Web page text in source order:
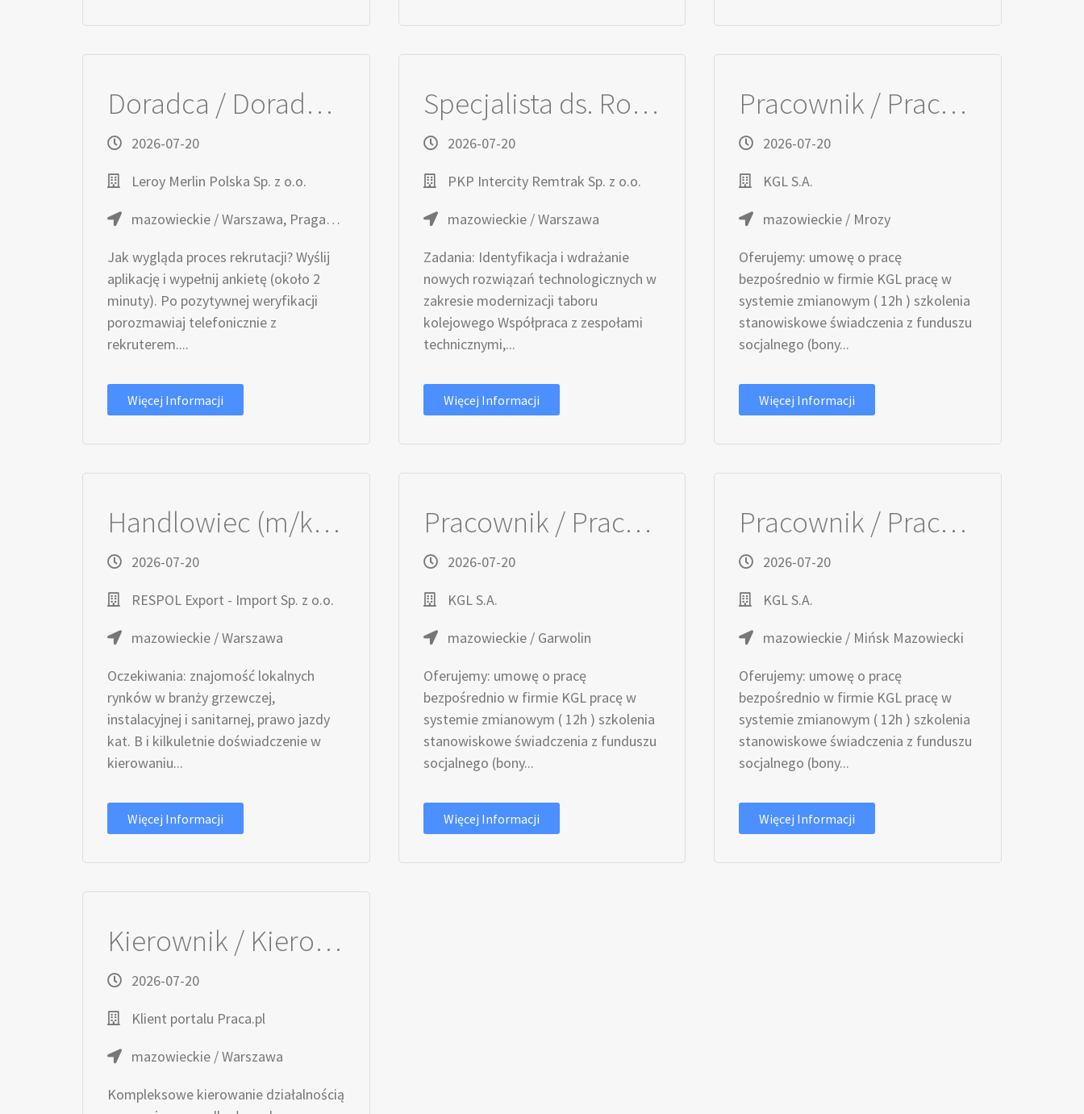
Doradca / Doradczyni klienta
2026-07-20
Leroy Merlin Polska Sp. z o.o.
mazowieckie / Warszawa, Praga-Południe, ul. Ostrobramska
Jak wygląda proces rekrutacji? Wyślij
aplikację i wypełnij ankietę (około 2
minuty). Po pozytywnej weryfikacji
porozmawiaj telefonicznie z
rekruterem....
Więcej Informacji
Specjalista ds. Rozwoju (K/M)
2026-07-20
PKP Intercity Remtrak Sp. z o.o.
mazowieckie / Warszawa
Zadania: Identyfikacja i wdrażanie
nowych rozwiązań technologicznych w
zakresie modernizacji taboru
kolejowego Współpraca z zespołami
technicznymi,...
Więcej Informacji
Pracownik / Pracowniczka Produkcji
2026-07-20
KGL S.A.
mazowieckie / Mrozy
Oferujemy: umowę o pracę
bezpośrednio w firmie KGL pracę w
systemie zmianowym ( 12h ) szkolenia
stanowiskowe świadczenia z funduszu
socjalnego (bony...
Więcej Informacji
Handlowiec (m/k) / Przedstawiciel handlowy (m/k)
2026-07-20
RESPOL Export - Import Sp. z o.o.
mazowieckie / Warszawa
Oczekiwania: znajomość lokalnych
rynków w branży grzewczej,
instalacyjnej i sanitarnej, prawo jazdy
kat. B i kilkuletnie doświadczenie w
kierowaniu...
Więcej Informacji
Pracownik / Pracowniczka Produkcji
2026-07-20
KGL S.A.
mazowieckie / Garwolin
Oferujemy: umowę o pracę
bezpośrednio w firmie KGL pracę w
systemie zmianowym ( 12h ) szkolenia
stanowiskowe świadczenia z funduszu
socjalnego (bony...
Więcej Informacji
Pracownik / Pracowniczka Produkcji
2026-07-20
KGL S.A.
mazowieckie / Mińsk Mazowiecki
Oferujemy: umowę o pracę
bezpośrednio w firmie KGL pracę w
systemie zmianowym ( 12h ) szkolenia
stanowiskowe świadczenia z funduszu
socjalnego (bony...
Więcej Informacji
Kierownik / Kierowniczka ds. operacyjnych i rozwoju kontraktów
2026-07-20
Klient portalu Praca.pl
mazowieckie / Warszawa
Kompleksowe kierowanie działalnością